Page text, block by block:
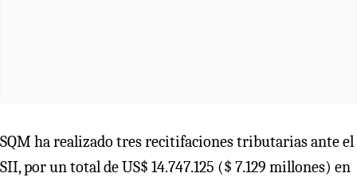
SQM ha realizado tres recitifaciones tributarias ante el
SII, por un total de US$ 14.747.125 ($ 7.129 millones) en